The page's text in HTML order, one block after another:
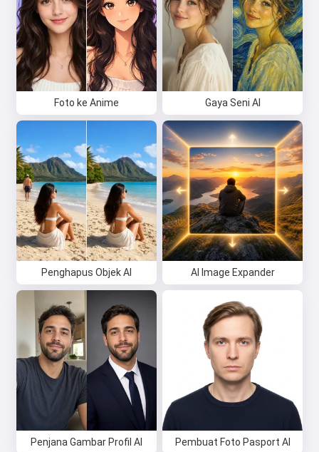
Foto ke Anime Gaya Seni AI
Penghapus Objek AI AI Image Expander
Penjana Gambar Profil AI Pembuat Foto Pasport AI